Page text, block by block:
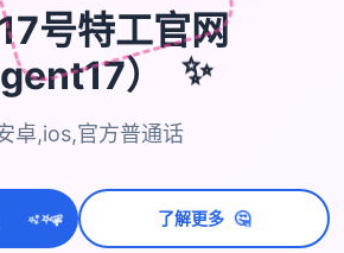
17号特工官网
）
✨
卓,ios,官方普通话
✨
⭐💫 了解更多 🤔